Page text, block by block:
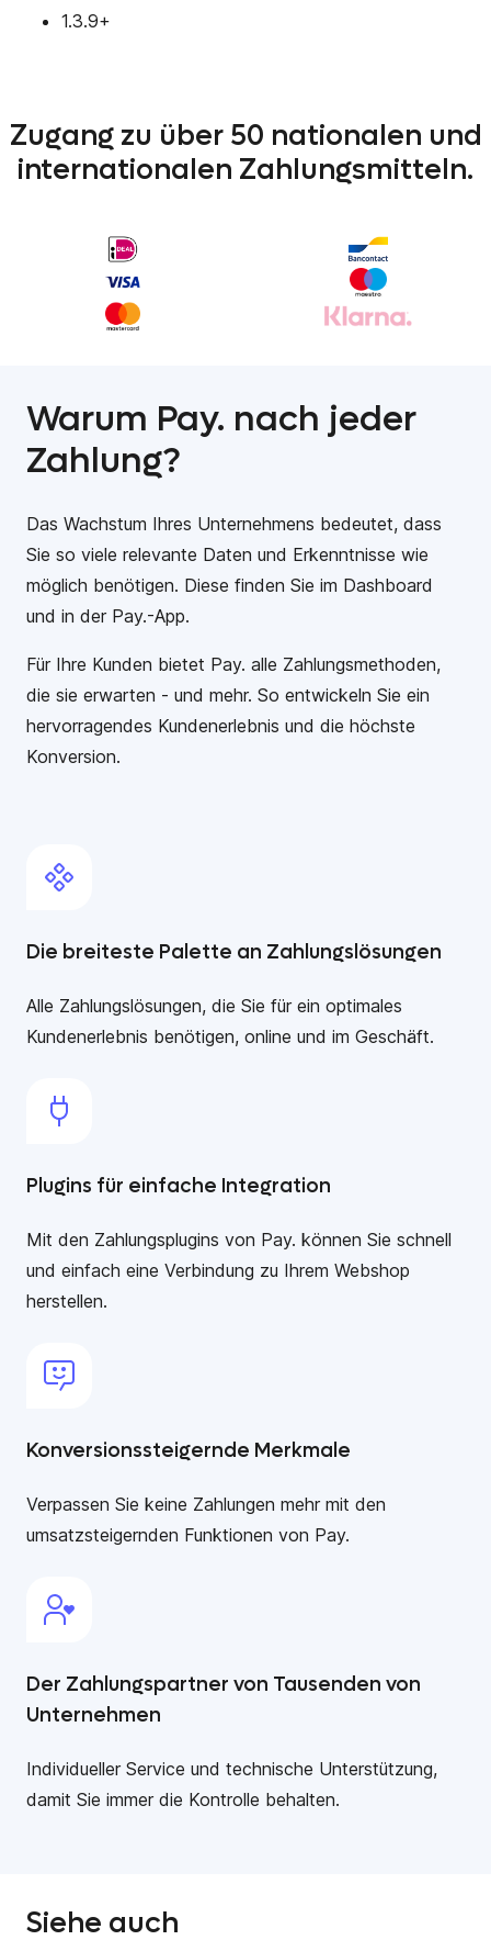
1.3.9+
Zugang zu über 50 nationalen und
internationalen Zahlungsmitteln.
Warum Pay. nach jeder
Zahlung?
Das Wachstum Ihres Unternehmens bedeutet, dass
Sie so viele relevante Daten und Erkenntnisse wie
möglich benötigen. Diese finden Sie im Dashboard
und in der Pay.-App.
Für Ihre Kunden bietet Pay. alle Zahlungsmethoden,
die sie erwarten - und mehr. So entwickeln Sie ein
hervorragendes Kundenerlebnis und die höchste
Konversion.
Die breiteste Palette an Zahlungslösungen
Alle Zahlungslösungen, die Sie für ein optimales
Kundenerlebnis benötigen, online und im Geschäft.
Plugins für einfache Integration
Mit den Zahlungsplugins von Pay. können Sie schnell
und einfach eine Verbindung zu Ihrem Webshop
herstellen.
Konversionssteigernde Merkmale
Verpassen Sie keine Zahlungen mehr mit den
umsatzsteigernden Funktionen von Pay.
Der Zahlungspartner von Tausenden von
Unternehmen
Individueller Service und technische Unterstützung,
damit Sie immer die Kontrolle behalten.
Siehe auch